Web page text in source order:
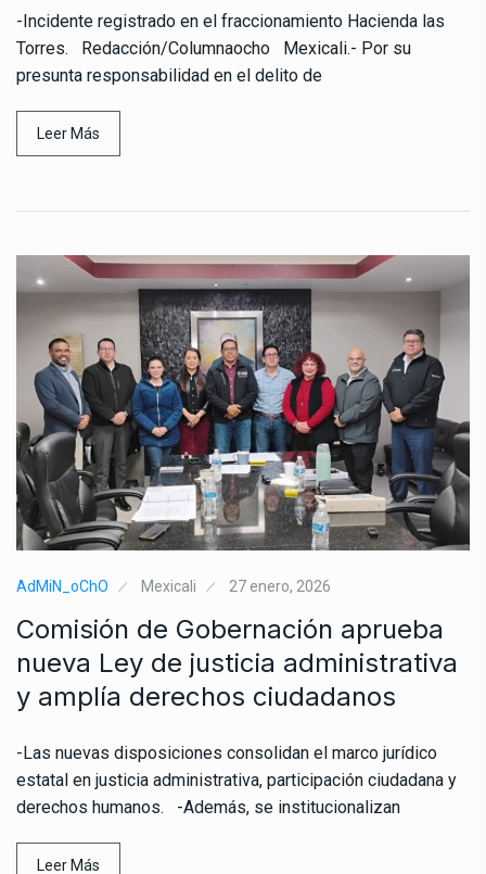
-Incidente registrado en el fraccionamiento Hacienda las
Torres. Redacción/Columnaocho Mexicali.- Por su
presunta responsabilidad en el delito de
Leer Más
AdMiN_oChO Mexicali 27 enero, 2026
Comisión de Gobernación aprueba
nueva Ley de justicia administrativa
y amplía derechos ciudadanos
-Las nuevas disposiciones consolidan el marco jurídico
estatal en justicia administrativa, participación ciudadana y
derechos humanos. -Además, se institucionalizan
Leer Más